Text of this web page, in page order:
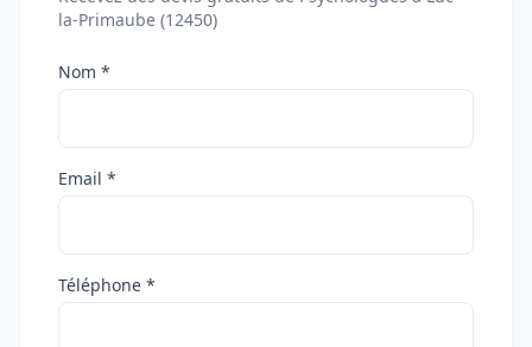
la-Primaube (12450)
Nom *
Email *
Téléphone *